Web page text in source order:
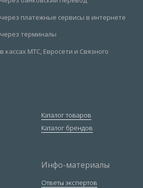
Каталог товаров
Каталог брендов
Инфо-материалы
Ответы экспертов